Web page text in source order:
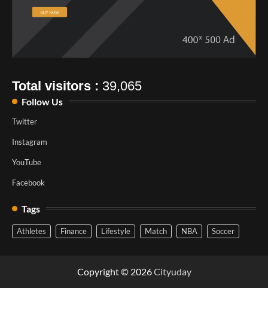
Total visitors : 39,065
Follow Us
Twitter
Instagram
YouTube
Facebook
Tags
Athletes Finance Lifestyle Match NBA Soccer
Copyright © 2026Cityuday